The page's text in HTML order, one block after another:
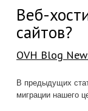
Веб-
сайтов?
OVH Blog
В предыдущих
миграции нашего